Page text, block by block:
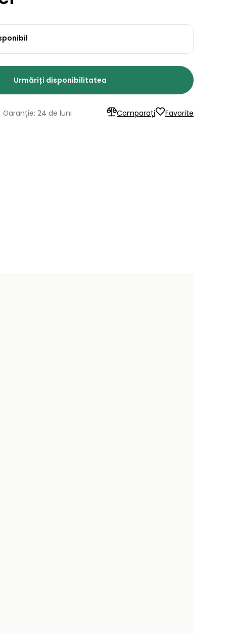
Urmăriți disponibilitatea
Comparați Favorite
Garanție: 24 de luni